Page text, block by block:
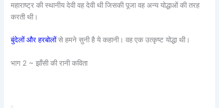
महाराष्ट्र की स्थानीय देवी वह देवी थी जिसकी पूजा वह अन्य योद्धाओं की तरह
करती थी।
बुंदेलों और हरबोलोंसे हमने सुनी है ये कहानी। वह एक उत्कृष्ट योद्धा थी।
भाग 2 ~ झाँसी की रानी कविता